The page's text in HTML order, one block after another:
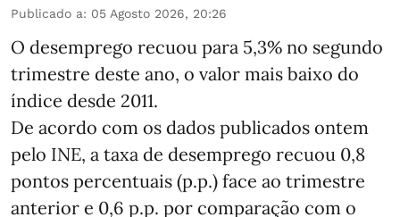
Publicado a: 05 Agosto 2026, 20:26
O desemprego recuou para 5,3% no segundo
trimestre deste ano, o valor mais baixo do
índice desde 2011.
De acordo com os dados publicados ontem
pelo INE, a taxa de desemprego recuou 0,8
pontos percentuais (p.p.) face ao trimestre
anterior e 0,6 p.p. por comparação com o